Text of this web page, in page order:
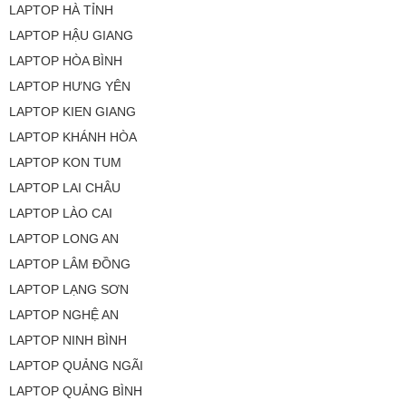
LAPTOP HÀ TỈNH
LAPTOP HẬU GIANG
LAPTOP HÒA BÌNH
LAPTOP HƯNG YÊN
LAPTOP KIEN GIANG
LAPTOP KHÁNH HÒA
LAPTOP KON TUM
LAPTOP LAI CHÂU
LAPTOP LÀO CAI
LAPTOP LONG AN
LAPTOP LÂM ĐỒNG
LAPTOP LẠNG SƠN
LAPTOP NGHỆ AN
LAPTOP NINH BÌNH
LAPTOP QUẢNG NGÃI
LAPTOP QUẢNG BÌNH